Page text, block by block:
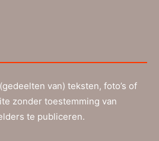
van) teksten, foto’s of
zonder toestemming van
te publiceren.